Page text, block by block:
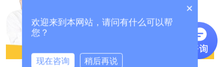
×
欢迎来到本网站，请问有什么可以帮
您？
现在咨询 稍后再说